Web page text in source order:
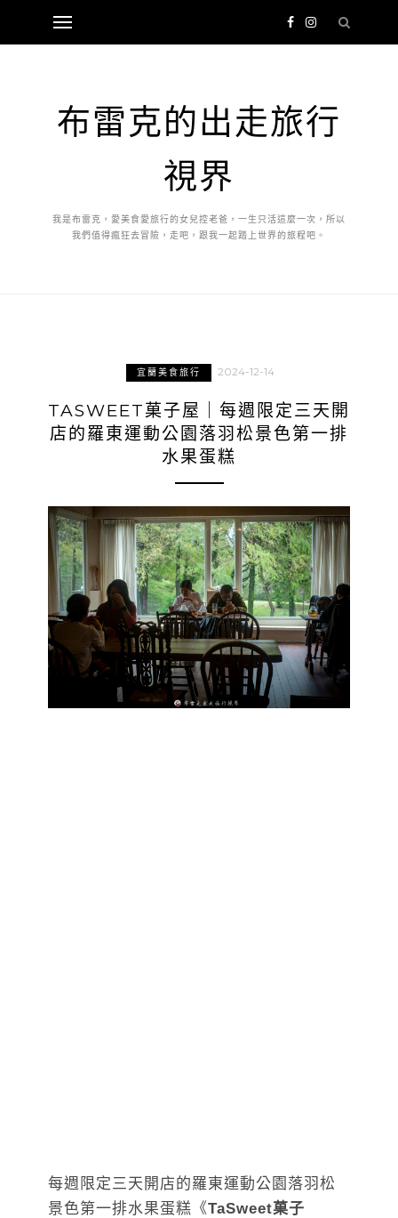
布雷克的出走旅行
視界
我是布雷克，愛美食愛旅行的女兒控老爸，一生只活這麼一次，所以
我們值得瘋狂去冒險，走吧，跟我一起踏上世界的旅程吧。
宜蘭美食旅行 2024-12-14
TASWEET菓子屋｜每週限定三天開
店的羅東運動公園落羽松景色第一排
水果蛋糕
每週限定三天開店的羅東運動公園落羽松
景色第一排水果蛋糕《TaSweet菓子